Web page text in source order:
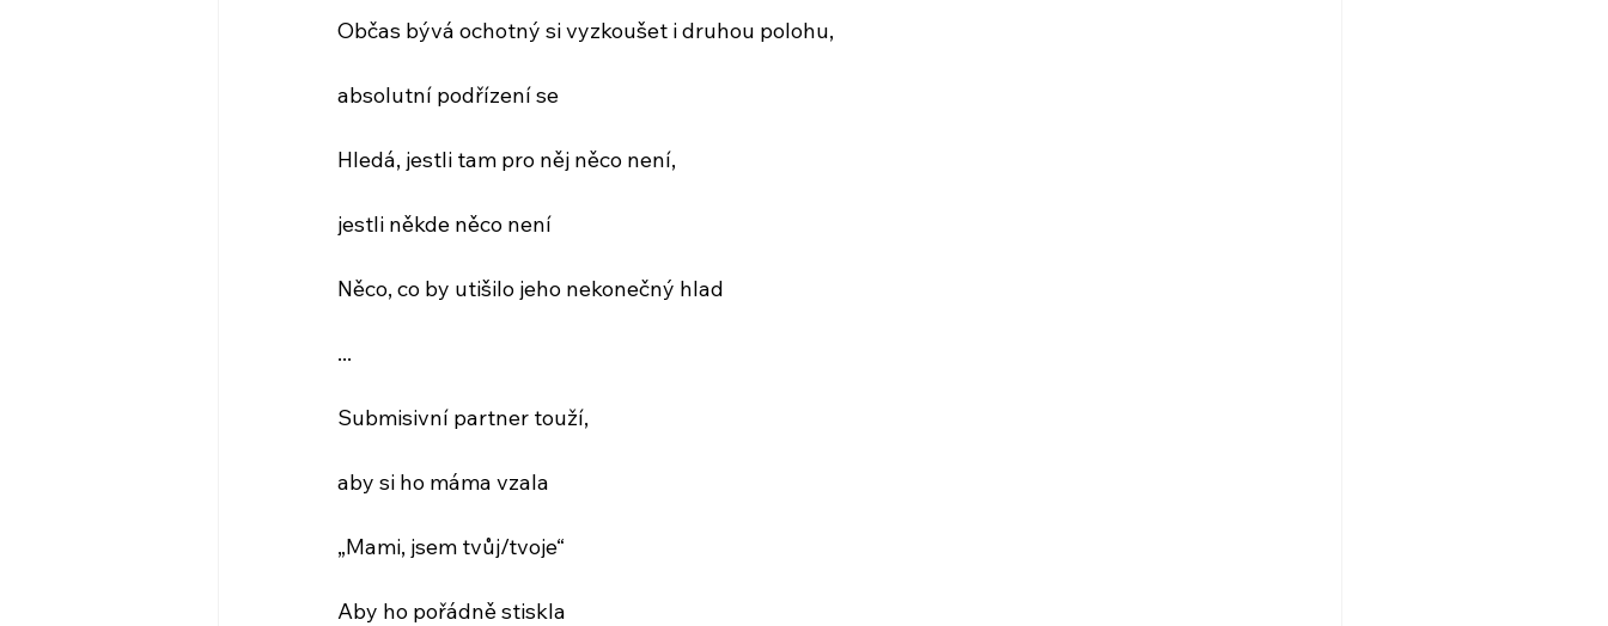
Občas bývá ochotný si vyzkoušet i druhou polohu,
absolutní podřízení se
Hledá, jestli tam pro něj něco není,
jestli někde něco není
Něco, co by utišilo jeho nekonečný hlad
...
Submisivní partner touží,
aby si ho máma vzala
„Mami, jsem tvůj/tvoje“
Aby ho pořádně stiskla